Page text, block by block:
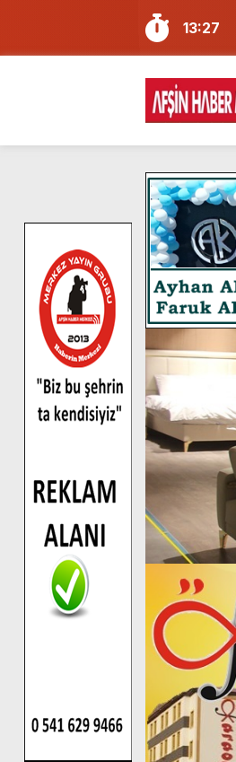
13:27
11:22
8:06
14:05
7:39
7:27
13:57
10:34
16:48
16:10